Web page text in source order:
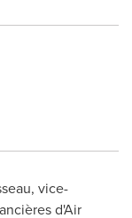
vice-
d'Air